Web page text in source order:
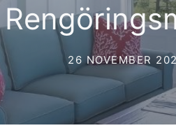
26 NOVEMBER